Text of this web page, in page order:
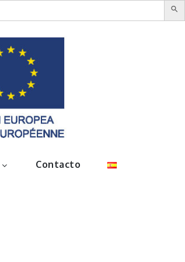
Contacto